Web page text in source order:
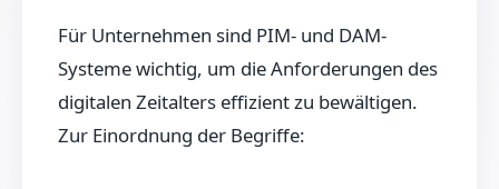
Für Unternehmen sind PIM- und DAM-
Systeme wichtig, um die Anforderungen des
digitalen Zeitalters effizient zu bewältigen.
Zur Einordnung der Begriffe: